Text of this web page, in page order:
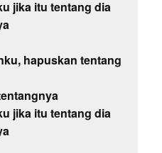
jika itu tentang dia
hapuskan tentang
jika itu tentang dia